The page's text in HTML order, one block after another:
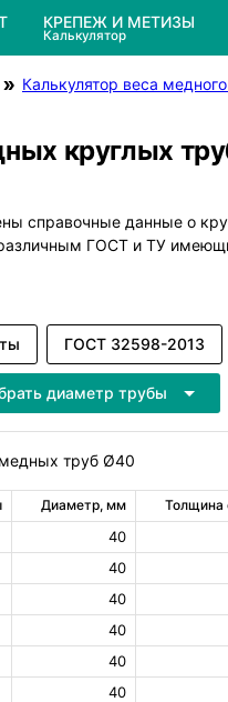
КРЕПЕЖ И МЕТИЗЫ
Калькулятор
Калькулятор веса
круглых
справочные данные о
ГОСТ и ТУ
ГОСТ 32598-2013
диаметр трубы
труб Ø40
Диаметр, мм Толщина
40
40
40
40
40
40